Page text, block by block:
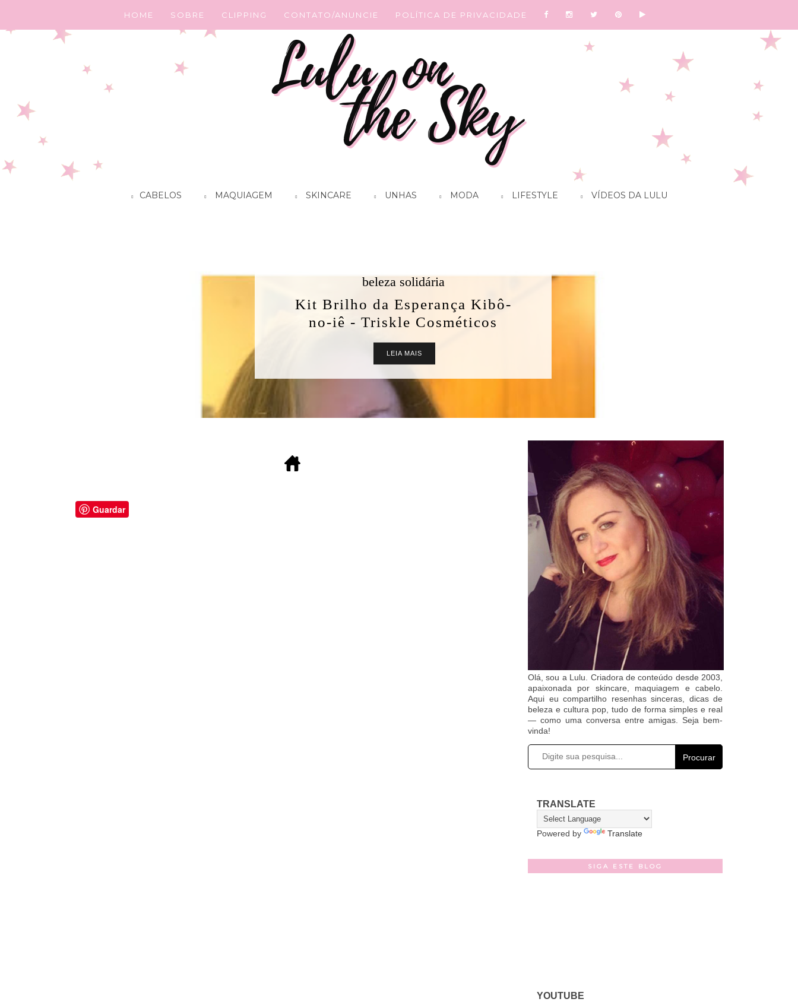
HOME SOBRE CLIPPING CONTATO/ANUNCIE POLÍTICA DE PRIVACIDADE
CABELOS MAQUIAGEM SKINCARE UNHAS MODA LIFESTYLE VÍDEOS DA LULU
beleza solidária
Kit Brilho da Esperança Kibô-
no-iê - Triskle Cosméticos
Guardar
Olá, sou a Lulu. Criadora de conteúdo desde 2003,
apaixonada por skincare, maquiagem e cabelo.
Aqui eu compartilho resenhas sinceras, dicas de
beleza e cultura pop, tudo de forma simples e real
— como uma conversa entre amigas. Seja bem-
vinda!
Procurar
TRANSLATE
Powered by Translate
SIGA ESTE BLOG
YOUTUBE